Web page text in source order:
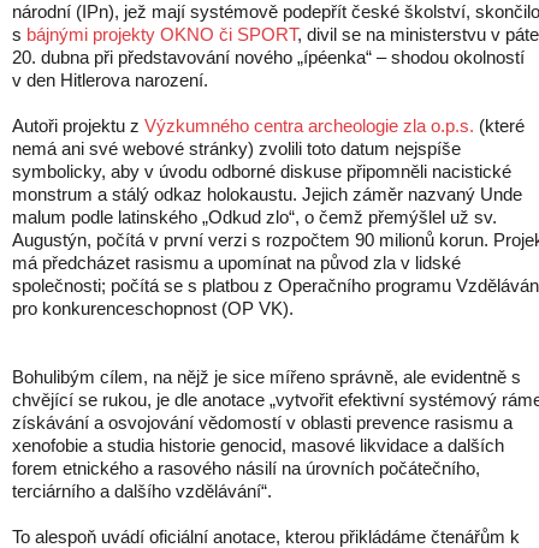
národní (IPn), jež mají systémově podepřít české školství, skončilo
s bájnými projekty OKNO či SPORT, divil se na ministerstvu v
20. dubna při představování nového „ípéenka“ – shodou okolností
v den Hitlerova narození.
Autoři projektu z Výzkumného centra archeologie zla o.p.s. (které
nemá ani své webové stránky) zvolili toto datum nejspíše
symbolicky, aby v úvodu odborné diskuse připomněli nacistické
monstrum a stálý odkaz holokaustu. Jejich záměr nazvaný Unde
malum podle latinského „Odkud zlo“, o čemž přemýšlel už sv.
Augustýn, počítá v první verzi s rozpočtem 90 milionů korun.
má předcházet rasismu a upomínat na původ zla v lidské
společnosti; počítá se s platbou z Operačního programu
pro konkurenceschopnost (OP VK).
Bohulibým cílem, na nějž je sice mířeno správně, ale evidentně s
chvějící se rukou, je dle anotace „vytvořit efektivní systémový
získávání a osvojování vědomostí v oblasti prevence rasismu a
xenofobie a studia historie genocid, masové likvidace a dalších
forem etnického a rasového násilí na úrovních počátečního,
terciárního a dalšího vzdělávání“.
To alespoň uvádí oficiální anotace, kterou přikládáme čtenářům k